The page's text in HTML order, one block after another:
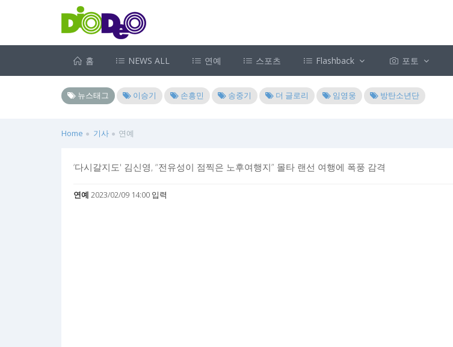
홈 NEWS ALL 연예 스포츠 Flashback 포토
뉴스태그 이승기 손흥민 송중기 더 글로리 임영웅 방탄소년단
Home 기사 연예
‘다시갈지도' 김신영, “전유성이 점찍은 노후여행지” 몰타 랜선 여행에 폭풍 감격
연예 2023/02/09 14:00 입력